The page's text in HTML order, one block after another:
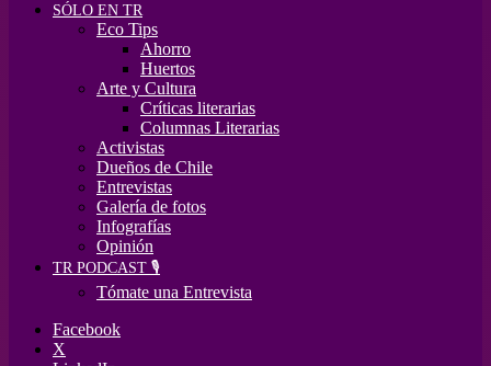
SÓLO EN TR
Eco Tips
Ahorro
Huertos
Arte y Cultura
Críticas literarias
Columnas Literarias
Activistas
Dueños de Chile
Entrevistas
Galería de fotos
Infografías
Opinión
TR PODCAST 🎙️
Tómate una Entrevista
Facebook
X